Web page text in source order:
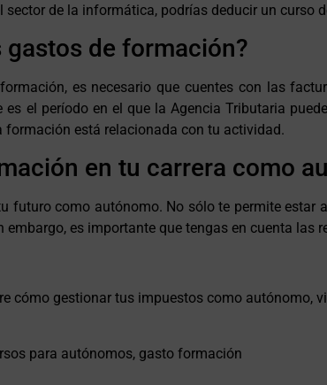
sector de la informática, podrías deducir un
de formación?
es necesario que cuentes con las
el período en el que la Agencia Tributaria
formación está relacionada con tu actividad.
en tu carrera como
futuro como autónomo. No sólo te permite
es importante que tengas en cuenta
cómo gestionar tus impuestos como autónomo,
para autónomos, gasto formación